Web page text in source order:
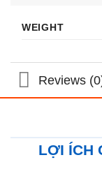
WEIGHT
Reviews
LỢI ÍCH